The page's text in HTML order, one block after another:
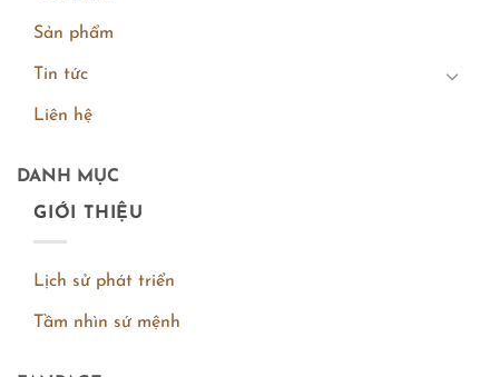
Sản phẩm
Tin tức
Liên hệ
DANH MỤC
GIỚI THIỆU
Lịch sử phát triển
Tầm nhìn sứ mệnh